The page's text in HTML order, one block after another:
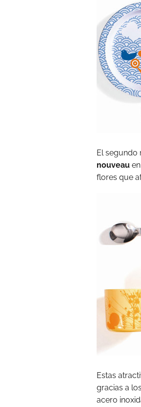
El segundo
nouveau
flores que
Estas
gracias a
acero